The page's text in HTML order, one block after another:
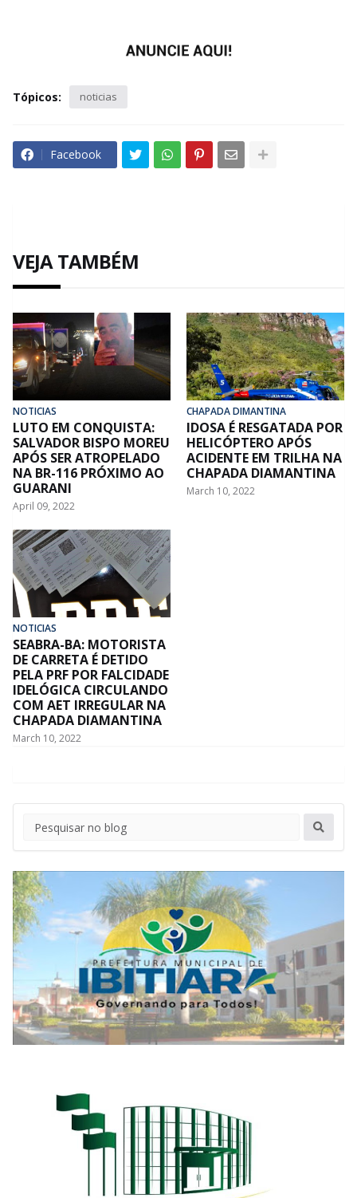
Tópicos: noticias
Facebook
VEJA TAMBÉM
NOTICIAS
LUTO EM CONQUISTA:
SALVADOR BISPO MOREU
APÓS SER ATROPELADO
NA BR-116 PRÓXIMO AO
GUARANI
April 09, 2022
CHAPADA DIMANTINA
IDOSA É RESGATADA POR
HELICÓPTERO APÓS
ACIDENTE EM TRILHA NA
CHAPADA DIAMANTINA
March 10, 2022
NOTICIAS
SEABRA-BA: MOTORISTA
DE CARRETA É DETIDO
PELA PRF POR FALCIDADE
IDELÓGICA CIRCULANDO
COM AET IRREGULAR NA
CHAPADA DIAMANTINA
March 10, 2022